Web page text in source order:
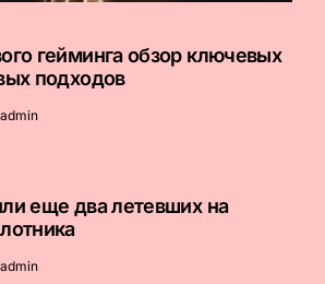
гейминга обзор ключевых
подходов
admin
еще два летевших на
admin